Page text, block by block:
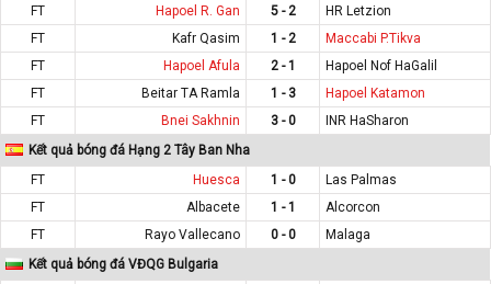
FT
Hapoel R. Gan 5 - 2
HR Letzion
FT
Kafr Qasim 1 - 2
Maccabi P.Tikva
FT
Hapoel Afula 2 - 1
Hapoel Nof HaGalil
FT
Beitar TA Ramla 1 - 3
Hapoel Katamon
FT
Bnei Sakhnin 3 - 0
INR HaSharon
Kết quả bóng đá Hạng 2 Tây Ban Nha
FT
Huesca 1 - 0
Las Palmas
FT
Albacete 1 - 1
Alcorcon
FT
Rayo Vallecano 0 - 0
Malaga
Kết quả bóng đá VĐQG Bulgaria